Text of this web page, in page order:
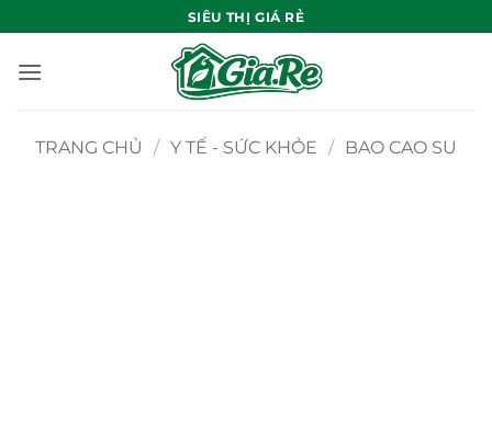
qua
nội
SIÊU THỊ GIÁ RẺ
TRANG CHỦ / Y TẾ - SỨC KHỎE / BAO CAO SU